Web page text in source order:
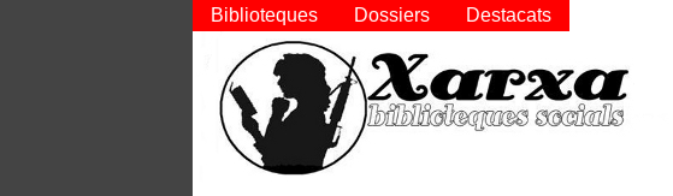
Biblioteques Dossiers Destacats